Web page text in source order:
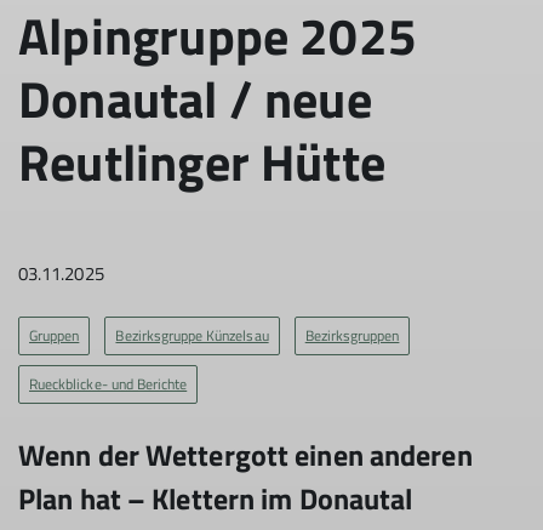
Alpingruppe 2025
Donautal / neue
Reutlinger Hütte
03.11.2025
Gruppen Bezirksgruppe Künzelsau Bezirksgruppen
Rueckblicke- und Berichte
Wenn der Wettergott einen anderen
Plan hat – Klettern im Donautal